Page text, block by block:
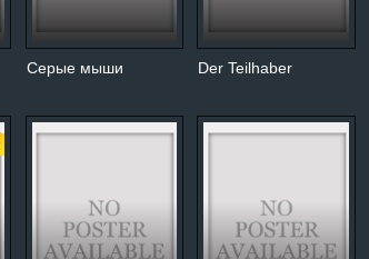
Серые мыши Der Teilhaber